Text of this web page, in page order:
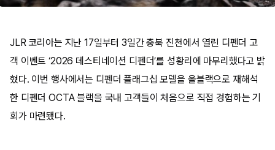
JLR 코리아는 지난 17일부터 3일간 충북 진천에서 열린 디펜더 고
객 이벤트 ‘2026 데스티네이션 디펜더’를 성황리에 마무리했다고 밝
혔다. 이번 행사에서는 디펜더 플래그십 모델을 올블랙으로 재해석
한 디펜더 OCTA 블랙을 국내 고객들이 처음으로 직접 경험하는 기
회가 마련됐다.